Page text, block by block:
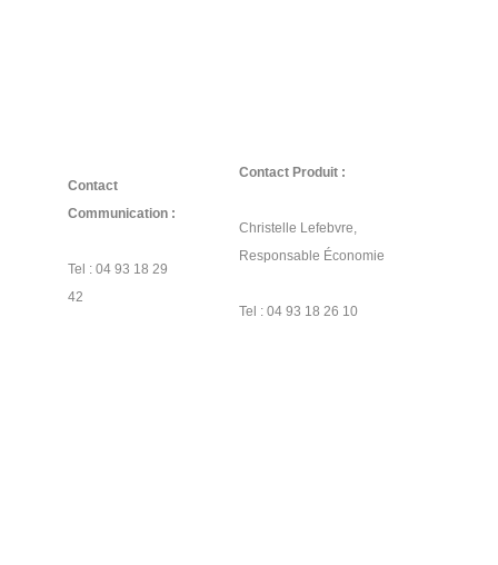
Contact
Communication :
Tel : 04 93 18 29
42
Contact Produit :
Christelle Lefebvre,
Responsable Économie
Tel : 04 93 18 26 10